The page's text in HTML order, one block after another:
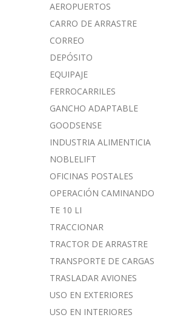
AEROPUERTOS
CARRO DE ARRASTRE
CORREO
DEPÓSITO
EQUIPAJE
FERROCARRILES
GANCHO ADAPTABLE
GOODSENSE
INDUSTRIA ALIMENTICIA
NOBLELIFT
OFICINAS POSTALES
OPERACIÓN CAMINANDO
TE 10 LI
TRACCIONAR
TRACTOR DE ARRASTRE
TRANSPORTE DE CARGAS
TRASLADAR AVIONES
USO EN EXTERIORES
USO EN INTERIORES